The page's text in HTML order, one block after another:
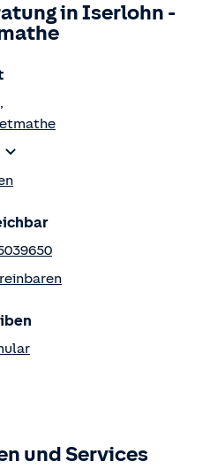
inIserlohn -
,
und Services